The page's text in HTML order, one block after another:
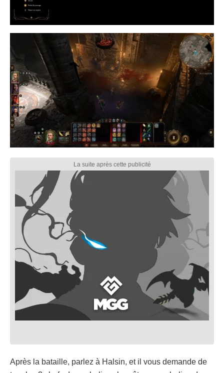
Après la bataille, parlez à Halsin, et il vous demande de